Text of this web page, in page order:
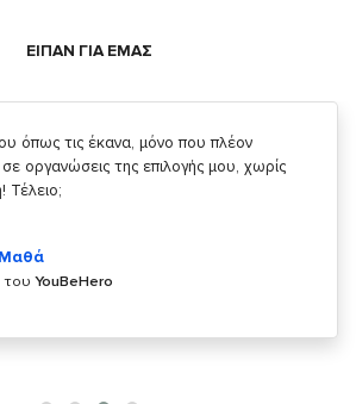
ΕΙΠΑΝ ΓΙΑ ΕΜΑΣ
δίνετε την δυνατότητα να κάνουμε
τουYouBeHero